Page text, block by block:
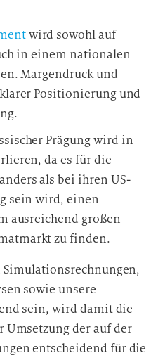
wird sowohl auf
in einem nationalen
Margendruck und
Positionierung und
Prägung wird in
da es für die
als bei ihren US-
sein wird, einen
ausreichend großen
zu finden.
sowie unsere
sein, wird damit die
Umsetzung der auf der
entscheidend für die